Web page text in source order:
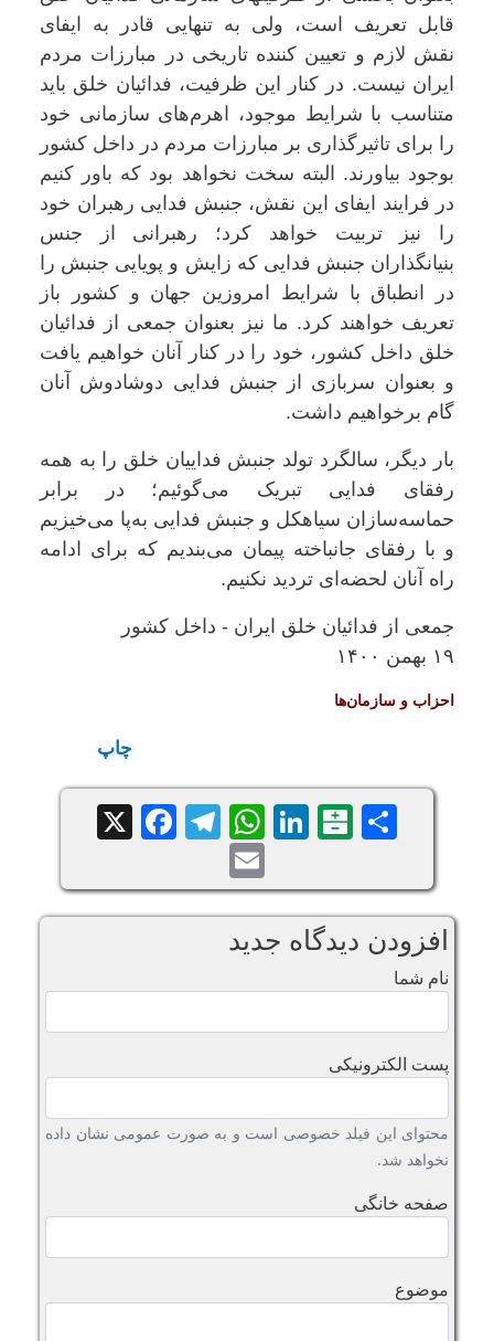
قابل تعریف است، ولی به تنهایی قادر به ایفای
نقش لازم و تعیین کننده تاریخی در مبارزات مردم
ایران نیست. در کنار این ظرفیت، فدائیان خلق باید
متناسب با شرایط موجود، اهرم‌های سازمانی خود
را برای تاثیرگذاری بر مبارزات مردم در داخل کشور
بوجود بیاورند. البته سخت نخواهد بود که باور کنیم
در فرایند ایفای این نقش، جنبش فدایی رهبران خود
را نیز تربیت خواهد کرد؛ رهبرانی از جنس
بنیانگذاران جنبش فدایی که زایش و پویایی جنبش را
در انطباق با شرایط امروزین جهان و کشور باز
تعریف خواهند کرد. ما نیز بعنوان جمعی از فدائیان
خلق داخل کشور، خود را در کنار آنان خواهیم یافت
و بعنوان سربازی از جنبش فدایی دوشادوش آنان
گام برخواهیم داشت.
بار دیگر، سالگرد تولد جنبش فداییان خلق را به همه
رفقای فدایی تبریک می‌گوئیم؛ در برابر
حماسه‌سازان سیاهکل و جنبش فدایی به‌پا می‌خیزیم
و با رفقای جانباخته پیمان می‌بندیم که برای ادامه
راه آنان لحضه‌ای تردید نکنیم.
جمعی از فدائیان خلق ایران - داخل کشور
احزاب و سازمان‌ها
چاپ
Share
Balatarin
LinkedIn
WhatsApp
Telegram
Facebook
X
Email
افزودن دیدگاه جدید
نام شما
پست الکترونیکی
محتوای این فیلد خصوصی است و به صورت عمومی نشان داده
نخواهد شد.
صفحه خانگی
موضوع